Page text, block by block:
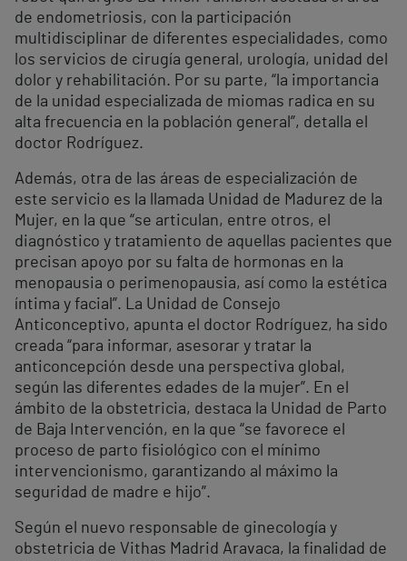
de endometriosis, con la participación
multidisciplinar de diferentes especialidades, como
los servicios de cirugía general, urología, unidad del
dolor y rehabilitación. Por su parte, “la importancia
de la unidad especializada de miomas radica en su
alta frecuencia en la población general”, detalla el
doctor Rodríguez.
Además, otra de las áreas de especialización de
este servicio es la llamada Unidad de Madurez de la
Mujer, en la que “se articulan, entre otros, el
diagnóstico y tratamiento de aquellas pacientes que
precisan apoyo por su falta de hormonas en la
menopausia o perimenopausia, así como la estética
íntima y facial”. La Unidad de Consejo
Anticonceptivo, apunta el doctor Rodríguez, ha sido
creada “para informar, asesorar y tratar la
anticoncepción desde una perspectiva global,
según las diferentes edades de la mujer”. En el
ámbito de la obstetricia, destaca la Unidad de Parto
de Baja Intervención, en la que “se favorece el
proceso de parto fisiológico con el mínimo
intervencionismo, garantizando al máximo la
seguridad de madre e hijo”.
Según el nuevo responsable de ginecología y
obstetricia de Vithas Madrid Aravaca, la finalidad de